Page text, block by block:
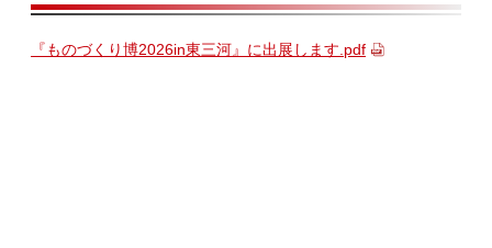
『ものづくり博2026in東三河』に出展します.pdf